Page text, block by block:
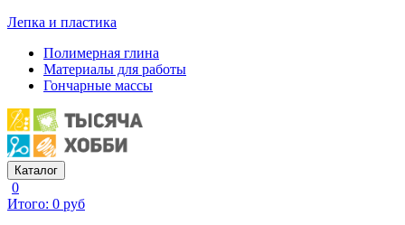
Лепка и пластика
Полимерная глина
Материалы для работы
Гончарные массы
Каталог
0
Итого: 0 руб